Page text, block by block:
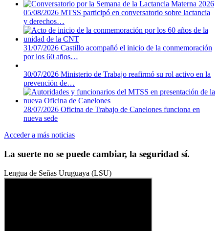
05/08/2026 MTSS participó en conversatorio sobre lactancia
y derechos…
31/07/2026 Castillo acompañó el inicio de la conmemoración
por los 60 años…
30/07/2026 Ministerio de Trabajo reafirmó su rol activo en la
prevención de…
28/07/2026 Oficina de Trabajo de Canelones funciona en
nueva sede
Acceder a más noticias
La suerte no se puede cambiar, la seguridad sí.
Lengua de Señas Uruguaya (LSU)